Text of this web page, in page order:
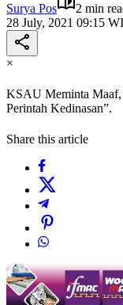
Surya Pos
2 min
28 July, 2021 09:15
×
KSAU Meminta
Perintah Kedinasan”.
Share this article